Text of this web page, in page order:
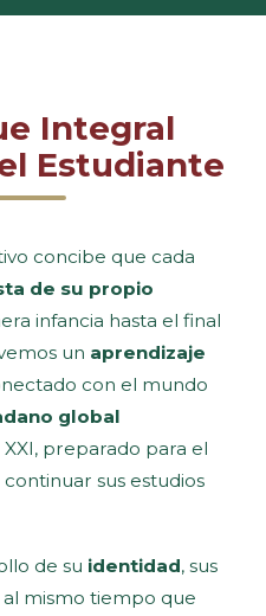
Integral
Estudiante
concibe que cada
de su propio
infancia hasta el final
un aprendizaje
con el mundo
global
preparado para el
sus estudios
de su identidad, sus
al mismo tiempo que